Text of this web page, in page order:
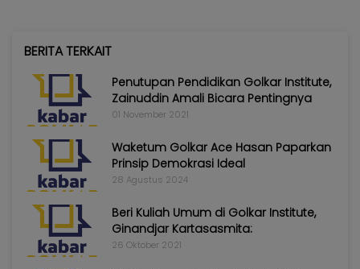
BERITA TERKAIT
Penutupan Pendidikan Golkar Institute,
Zainuddin Amali Bicara Pentingnya
01 November 2021
Waketum Golkar Ace Hasan Paparkan
Prinsip Demokrasi Ideal
28 Agustus 2024
Beri Kuliah Umum di Golkar Institute,
Ginandjar Kartasasmita:
26 Oktober 2021